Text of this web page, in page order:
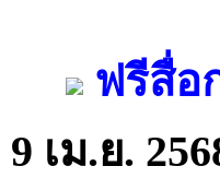
ฟรีสื่อ
9 เม.ย.